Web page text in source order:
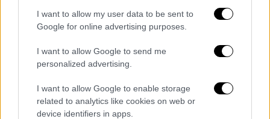
I want to allow my user data to be sent to
Google for online advertising purposes.
I want to allow Google to send me
personalized advertising.
I want to allow Google to enable storage
related to analytics like cookies on web or
device identifiers in apps.
επιχείρησή του. Τίποτα δεν έχει κλείσει από
συναυλίες και δουλειές για τώρα, έχει
Το εξώδικο που έστειλε ο
τραγουδιστής στην εκπομπή της
Χρηστίδου